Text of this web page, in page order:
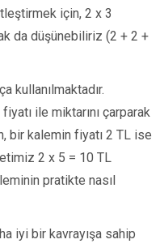
için, 2 x 3
da düşünebiliriz (2 + 2 +
kullanılmaktadır.
ile miktarını çarparak
bir kalemin fiyatı 2 TL ise
2 x 5 = 10 TL
pratikte nasıl
iyi bir kavrayışa sahip